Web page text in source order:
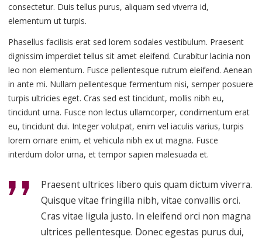
consectetur. Duis tellus purus, aliquam sed viverra id,
elementum ut turpis.
Phasellus facilisis erat sed lorem sodales vestibulum. Praesent
dignissim imperdiet tellus sit amet eleifend. Curabitur lacinia non
leo non elementum. Fusce pellentesque rutrum eleifend. Aenean
in ante mi. Nullam pellentesque fermentum nisi, semper posuere
turpis ultricies eget. Cras sed est tincidunt, mollis nibh eu,
tincidunt urna. Fusce non lectus ullamcorper, condimentum erat
eu, tincidunt dui. Integer volutpat, enim vel iaculis varius, turpis
lorem ornare enim, et vehicula nibh ex ut magna. Fusce
interdum dolor urna, et tempor sapien malesuada et.
Praesent ultrices libero quis quam dictum viverra.
Quisque vitae fringilla nibh, vitae convallis orci.
Cras vitae ligula justo. In eleifend orci non magna
ultrices pellentesque. Donec egestas purus dui,